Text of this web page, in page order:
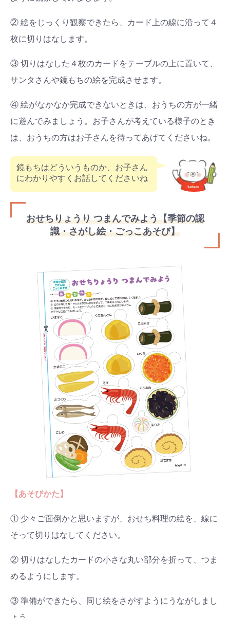
② 絵をじっくり観察できたら、カード上の線に沿って４
枚に切りはなします。
③ 切りはなした４枚のカードをテーブルの上に置いて、
サンタさんや鏡もちの絵を完成させます。
④ 絵がなかなか完成できないときは、おうちの方が一緒
に遊んでみましょう。お子さんが考えている様子のとき
は、おうちの方はお子さんを待ってあげてくださいね。
鏡もちはどういうものか、お子さん
にわかりやすくお話してくださいね
おせちりょうり つまんでみよう【季節の認
識・さがし絵・ごっこあそび】
【あそびかた】
① 少々ご面倒かと思いますが、おせち料理の絵を、線に
そって切りはなしてください。
② 切りはなしたカードの小さな丸い部分を折って、つま
めるようにします。
③ 準備ができたら、同じ絵をさがすようにうながしまし